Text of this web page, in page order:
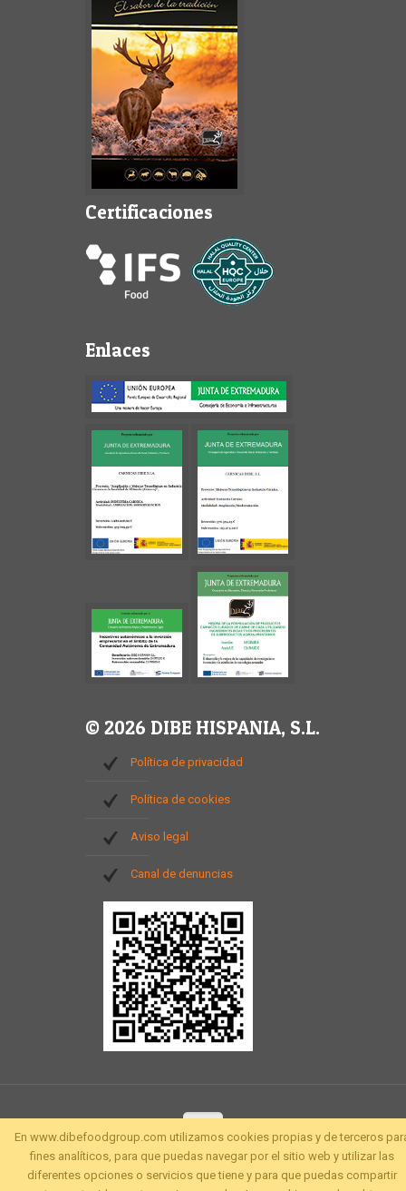
Certificaciones
Enlaces
© 2026 DIBE HISPANIA, S.L.
Política de privacidad
Política de cookies
Aviso legal
Canal de denuncias
En www.dibefoodgroup.com utilizamos cookies propias y de terceros
fines analíticos, para que puedas navegar por el sitio web y utilizar las
diferentes opciones o servicios que tiene y para que puedas compartir